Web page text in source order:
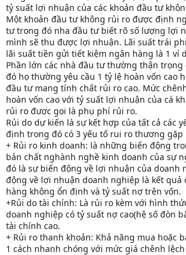
tỷ suất lợi nhuận của các khoản đầu tư
Một khoản đầu tư không rủi ro được định
tư trong đó nha đầu tư biết rõ số lượng lợi
mình sẽ thu được lợi nhuận. Lãi suất trái
lãi suất tiền gửi tiết kiệm ngân hàng là 1 ví
Phần lớn các nhà đầu tư thường thận
đó họ thường yêu cầu 1 tỷ lệ hoàn vốn cao
đầu tư mang tính chất rủi ro cao. Mức
hoàn vốn cao với tỷ suất lợi nhuận của cá
rủi ro được gọi là phụ phí rủi ro.
Rủi do dự kiến là sự kết hợp của tất cả các
định trong đó có 3 yếu tố rui ro thương gặp
+ Rủi ro kinh doanh: là những biến động
bản chất nghành nghề kinh doanh của sự
đó là sự biến động về lợi nhuận của doanh
động về lợi nhuận doanh nghiệp là kết quả
hàng không ổn định và tỷ suất nợ trên vốn.
+Rủi do tài chính: Là rủi ro kèm với hình
doanh nghiệp có tỷ suất nợ cao(hệ số đòn
tài chính cao.
+ Rủi ro thanh khoản: Khả năng mua hoặc
1 cách nhanh chóng với mức giá chênh